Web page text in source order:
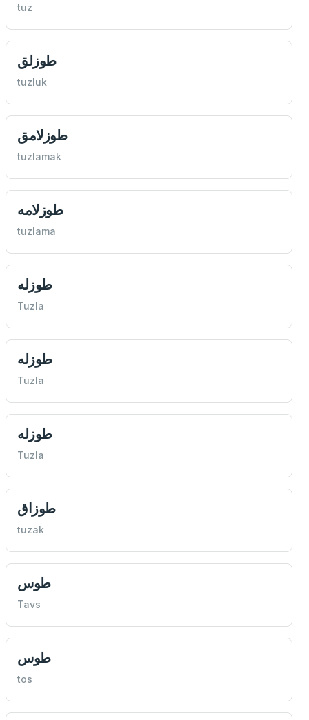
tuz
طوزلق
tuzluk
طوزلامق
tuzlamak
طوزلامه
tuzlama
طوزله
Tuzla
طوزله
Tuzla
طوزله
Tuzla
طوزاق
tuzak
طوس
Tavs
طوس
tos